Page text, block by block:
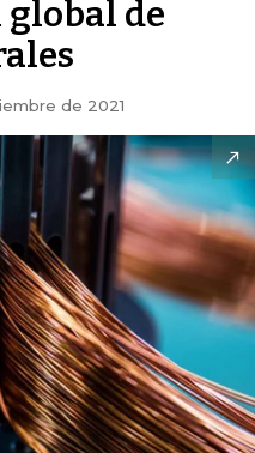
de
de 2021